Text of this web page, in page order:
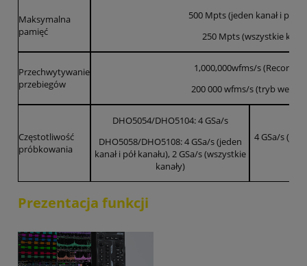
Maksymalna
pamięć
500 Mpts (jeden kanał i pół
250 Mpts (wszystkie
Przechwytywanie
przebiegów
1,000,000wfms/s (Record
200 000 wfms/s (tryb
Częstotliwość
próbkowania
DHO5054/DHO5104: 4 GSa/s
DHO5058/DHO5108: 4 GSa/s (jeden
kanał i pół kanału), 2 GSa/s (wszystkie
kanały)
4 GSa/s
Prezentacja funkcji